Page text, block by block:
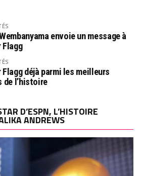
envoie un message à
Flagg
Flagg déjà parmi les meilleurs
de l’histoire
D’ESPN, L’HISTOIRE
ANDREWS